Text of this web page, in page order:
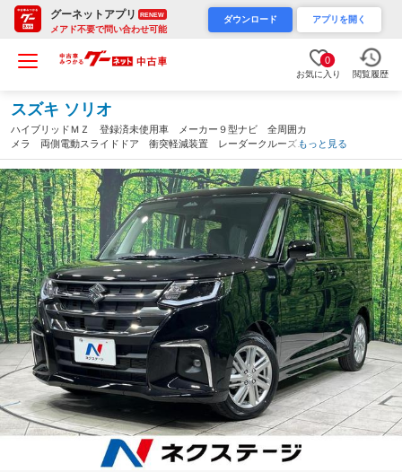
グーネットアプリ RENEW
メアド不要で問い合わせ可能
ダウンロード アプリを開く
0
お気に入り 閲覧履歴
スズキ ソリオ
ハイブリッドＭＺ 登録済未使用車 メーカー９型ナビ 全周囲カ
メラ 両側電動スライドドア 衝突軽減装置 レーダークルーズ
シートヒーター スマートキー ＬＥＤヘッド クリアランスソナ
ー オートエアコン オートライト（宮城県）
もっと見る